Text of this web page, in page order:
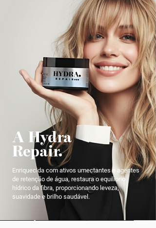
A Hydra
Repair.
Enriquecida com ativos umectantes e agentes
de retenção de água, restaura o equilíbrio
hídrico da fibra, proporcionando leveza,
suavidade e brilho saudável.